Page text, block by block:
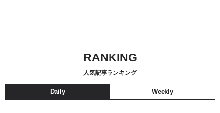
RANKING
人気記事ランキング
Daily Weekly